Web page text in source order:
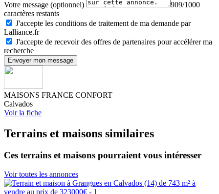
Votre message (optionnel)
909/1000
caractères restants
J'accepte les conditions de traitement de ma demande par
Lalliance.fr
J'accepte de recevoir des offres de partenaires pour accélérer ma
recherche
Envoyer mon message
MAISONS FRANCE CONFORT
Calvados
Voir la fiche
Terrains et maisons similaires
Ces terrains et maisons pourraient vous intéresser
Voir toutes les annonces